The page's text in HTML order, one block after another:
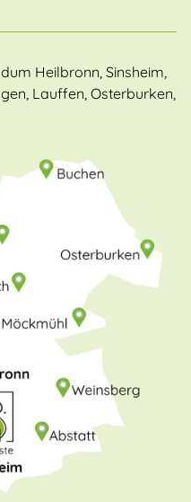
Heilbronn, Sinsheim,
Lauffen, Osterburken,